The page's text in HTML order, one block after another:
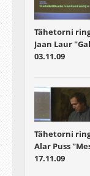
Tähetorni
Jaan Laur
03.11.09
Tähetorni
Alar Puss
17.11.09